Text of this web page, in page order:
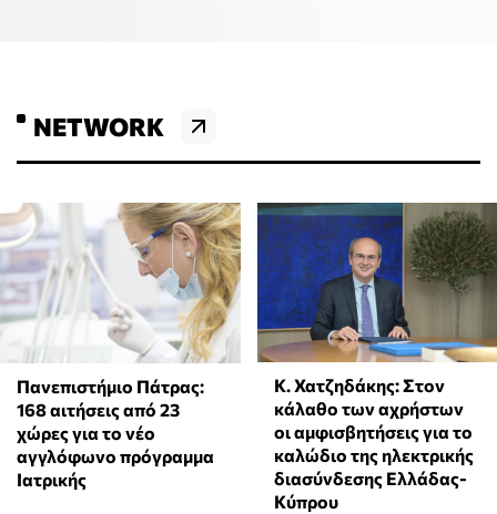
NETWORK
Πανεπιστήμιο Πάτρας:
168 αιτήσεις από 23
χώρες για το νέο
αγγλόφωνο πρόγραμμα
Ιατρικής
Κ. Χατζηδάκης: Στον
κάλαθο των αχρήστων
οι αμφισβητήσεις για το
καλώδιο της ηλεκτρικής
διασύνδεσης Ελλάδας-
Κύπρου